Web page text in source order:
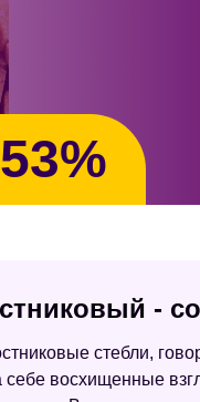
53%
-
стебли,
восхищенные